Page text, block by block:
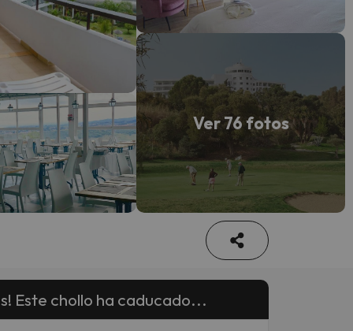
Ver 76 fotos
Este chollo ha caducado...